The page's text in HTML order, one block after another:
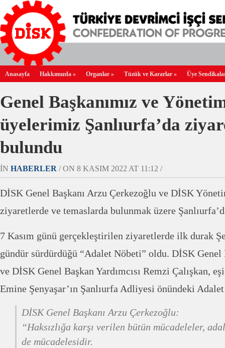
Anasayfa Hakkımızda » Organlar » Tüzük ve Kararlar » Üye
Genel Başkanımız ve
üyelerimiz Şanlıurfa’da
bulundu
IN HABERLER / ON 8 KASIM 2022 AT 11:12 /
DİSK Genel Başkanı Arzu Çerkezoğlu ve DİSK
ziyaretlerde ve temaslarda bulunmak üzere
7 Kasım günü gerçekleştirilen ziyaretlerde ilk durak
gündür sürdürdüğü “Adalet Nöbeti” oldu. DİSK Genel
ve DİSK Genel Başkan Yardımcısı Remzi Çalışkan,
Emine Şenyaşar’ın Şanlıurfa Adliyesi önündeki
DİSK Genel Başkanı Arzu Çerkezoğlu:
“Haksızlığa karşı verilen bütün mücadeleler,
de mücadelesidir.